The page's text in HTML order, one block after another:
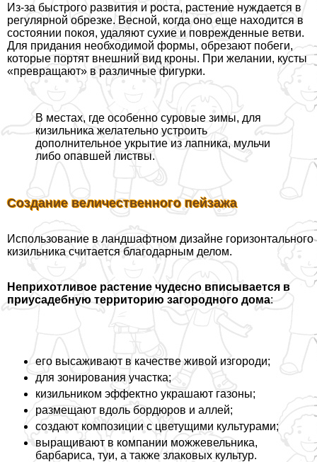
Из-за быстрого развития и роста, растение нуждается в
регулярной обрезке. Весной, когда оно еще находится в
состоянии покоя, удаляют сухие и поврежденные ветви.
Для придания необходимой формы, обрезают побеги,
которые портят внешний вид кроны. При желании, кусты
«превращают» в различные фигурки.
В местах, где особенно суровые зимы, для
кизильника желательно устроить
дополнительное укрытие из лапника, мульчи
либо опавшей листвы.
Создание величественного пейзажа
Использование в ландшафтном дизайне горизонтального
кизильника считается благодарным делом.
Неприхотливое растение чудесно вписывается в
приусадебную территорию загородного дома:
его высаживают в качестве живой изгороди;
для зонирования участка;
кизильником эффектно украшают газоны;
размещают вдоль бордюров и аллей;
создают композиции с цветущими культурами;
выращивают в компании можжевельника,
барбариса, туи, а также злаковых культур.